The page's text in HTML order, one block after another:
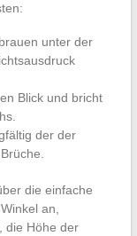
unter der
Blick und bricht
der der
die einfache
an,
die Höhe der